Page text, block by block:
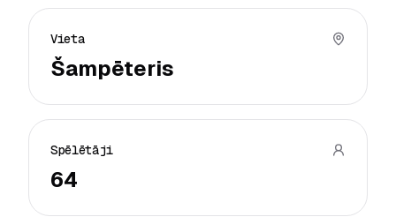
Vieta
Šampēteris
Spēlētāji
64